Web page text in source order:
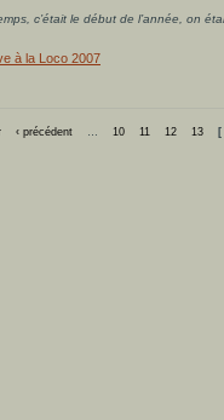
c’était le début de l’année, on
à la Loco 2007
‹ précédent 10 11 12 13 [